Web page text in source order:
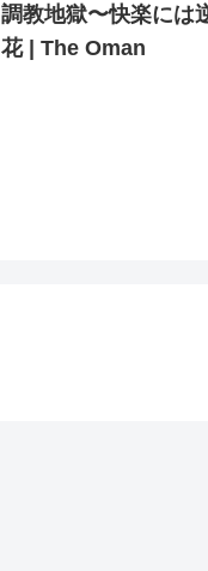
調教地獄〜快楽には
花 | The Oman